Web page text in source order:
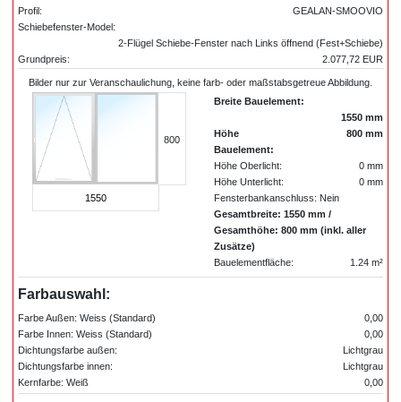
Profil:
GEALAN-SMOOVIO
Schiebefenster-Model:
2-Flügel Schiebe-Fenster nach Links öffnend (Fest+Schiebe)
Grundpreis:
2.077,72 EUR
Bilder nur zur Veranschaulichung, keine farb- oder maßstabsgetreue Abbildung.
800
1550
Breite Bauelement:
1550 mm
Höhe
Bauelement:
800 mm
Höhe Oberlicht:
0 mm
Höhe Unterlicht:
0 mm
Fensterbankanschluss: Nein
Gesamtbreite: 1550 mm /
Gesamthöhe: 800 mm (inkl. aller
Zusätze)
Bauelementfläche:
1.24 m²
Farbauswahl:
Farbe Außen: Weiss (Standard)
0,00
Farbe Innen: Weiss (Standard)
0,00
Dichtungsfarbe außen:
Lichtgrau
Dichtungsfarbe innen:
Lichtgrau
Kernfarbe: Weiß
0,00